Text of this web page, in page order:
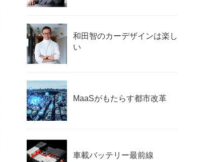
和田智のカーデザインは楽し
い
MaaSがもたらす都市改革
車載バッテリー最前線